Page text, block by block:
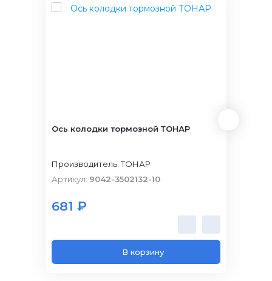
Ось колодки тормозной ТОНАР
Производитель: ТОНАР
Артикул: 9042-3502132-10
681 ₽
В корзину